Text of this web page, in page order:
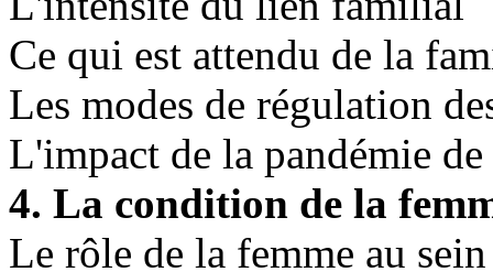
Ce qui est attendu de la
Les modes de régulation
L'impact de la pandémie
4. La condition de la
Le rôle de la femme au